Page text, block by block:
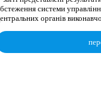
системи
органів